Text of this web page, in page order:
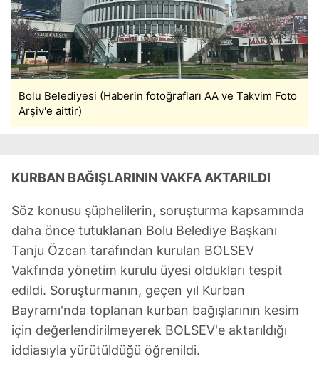
Bolu Belediyesi (Haberin fotoğrafları AA ve Takvim Foto
Arşiv'e aittir)
KURBAN BAĞIŞLARININ VAKFA AKTARILDI
Söz konusu şüphelilerin, soruşturma kapsamında
daha önce tutuklanan Bolu Belediye Başkanı
Tanju Özcan tarafından kurulan BOLSEV
Vakfında yönetim kurulu üyesi oldukları tespit
edildi. Soruşturmanın, geçen yıl Kurban
Bayramı'nda toplanan kurban bağışlarının kesim
için değerlendirilmeyerek BOLSEV'e aktarıldığı
iddiasıyla yürütüldüğü öğrenildi.